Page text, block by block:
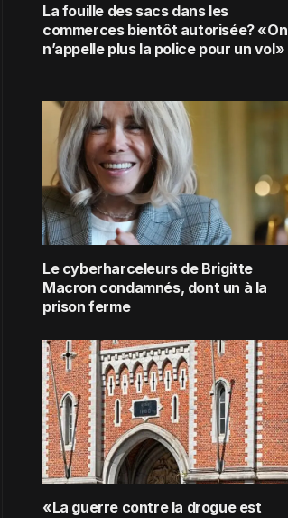
La fouille des sacs dans les
commerces bientôt autorisée? «On
n’appelle plus la police pour un vol»
Le cyberharceleurs de Brigitte
Macron condamnés, dont un à la
prison ferme
«La guerre contre la drogue est